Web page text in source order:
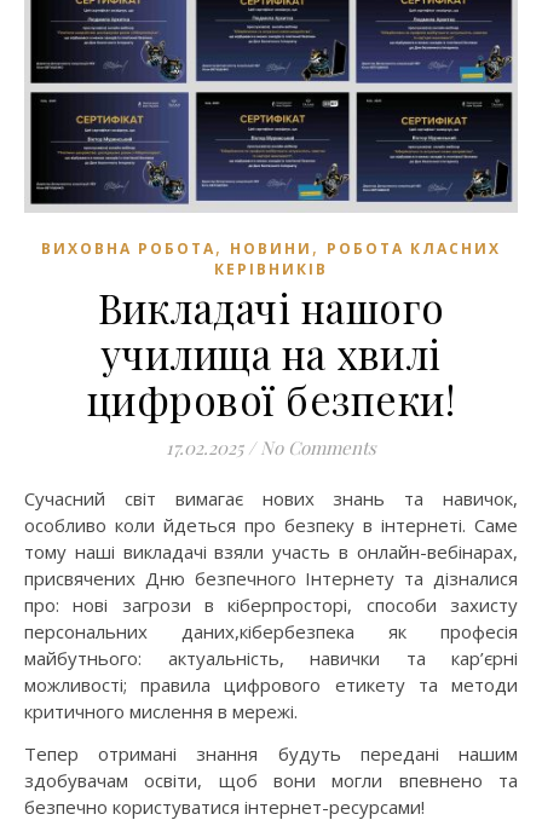
ВИХОВНА РОБОТА, НОВИНИ , РОБОТА КЛАСНИХ
КЕРІВНИКІВ
Викладачі нашого
училища на хвилі
цифрової безпеки!
17.02.2025 / No Comments
Сучасний світ вимагає нових знань та навичок,
особливо коли йдеться про безпеку в інтернеті. Саме
тому наші викладачі взяли участь в онлайн-вебінарах,
присвячених Дню безпечного Інтернету та дізналися
про: нові загрози в кіберпросторі, способи захисту
персональних даних,кібербезпека як професія
майбутнього: актуальність, навички та кар’єрні
можливості; правила цифрового етикету та методи
критичного мислення в мережі.
Тепер отримані знання будуть передані нашим
здобувачам освіти, щоб вони могли впевнено та
безпечно користуватися інтернет-ресурсами!